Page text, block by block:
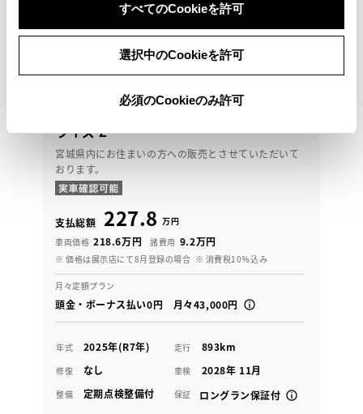
すべてのCookieを許可
選択中のCookieを許可
必須のCookieのみ許可
ライズ Z
宮城県内にお住まいの方への販売とさせていただいて
おります。
支払総額 227.8 万円
車両価格 218.6万円 諸費用 9.2万円
※ 価格は展示店にて8月登録の場合 ※ 消費税10％込み
月々定額プラン
頭金・ボーナス払い0円 月々43,000円
年式 2025年(R7年) 走行 893km
修復 なし 車検 2028年 11月
整備 定期点検整備付 保証 ロングラン保証付